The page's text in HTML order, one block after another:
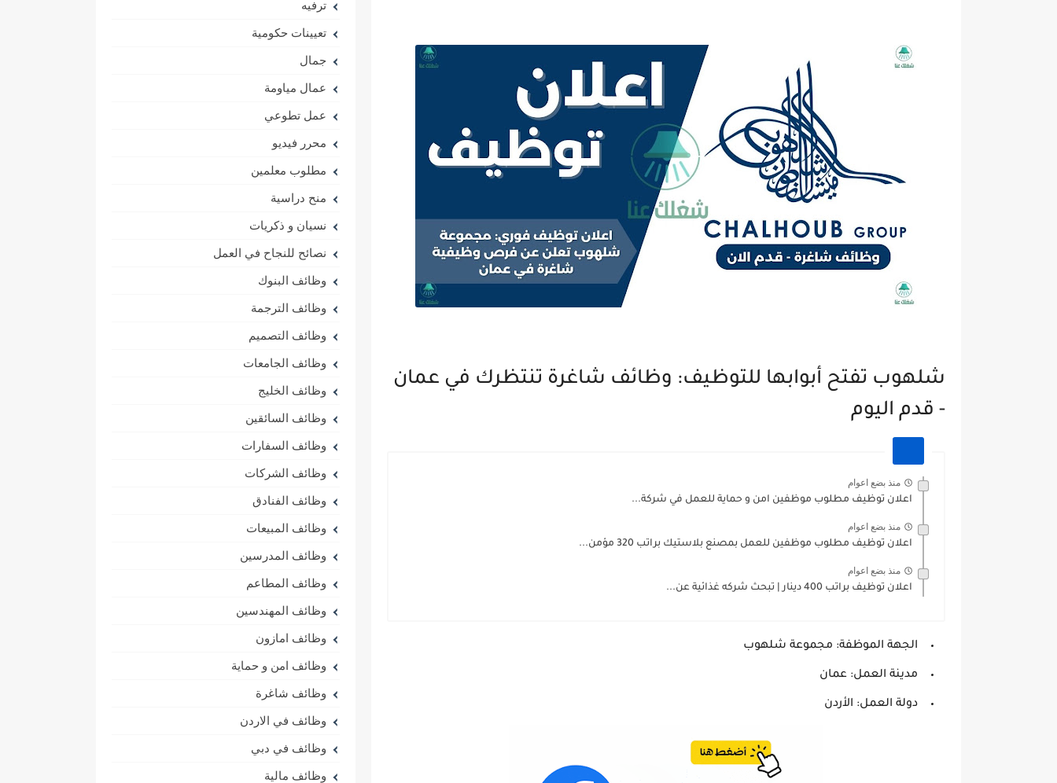
شلهوب تفتح أبوابها للتوظيف: وظائف شاغرة تنتظرك في عمان
- قدم اليوم
منذ بضع اعوام
اعلان توظيف مطلوب موظفين امن و حماية للعمل في شركة...
منذ بضع اعوام
اعلان توظيف مطلوب موظفين للعمل بمصنع بلاستيك براتب 320 مؤمن...
منذ بضع اعوام
اعلان توظيف براتب 400 دينار | تبحث شركه غذائية عن...
الجهة الموظفة: مجموعة شلهوب
مدينة العمل: عمان
دولة العمل: الأردن
ترفيه
تعيينات حكومية
جمال
عمال مياومة
عمل تطوعي
محرر فيديو
مطلوب معلمين
منح دراسية
نسيان و ذكريات
نصائح للنجاح في العمل
وظائف البنوك
وظائف الترجمة
وظائف التصميم
وظائف الجامعات
وظائف الخليج
وظائف السائقين
وظائف السفارات
وظائف الشركات
وظائف الفنادق
وظائف المبيعات
وظائف المدرسين
وظائف المطاعم
وظائف المهندسين
وظائف امازون
وظائف امن و حماية
وظائف شاغرة
وظائف في الاردن
وظائف في دبي
وظائف مالية